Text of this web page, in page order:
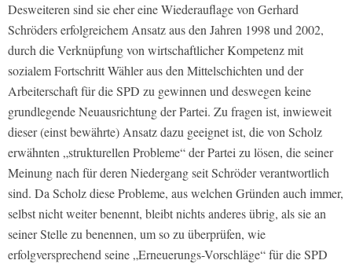
Desweiteren sind sie eher eine Wiederauflage von Gerhard
Schröders erfolgreichem Ansatz aus den Jahren 1998 und 2002,
durch die Verknüpfung von wirtschaftlicher Kompetenz mit
sozialem Fortschritt Wähler aus den Mittelschichten und der
Arbeiterschaft für die SPD zu gewinnen und deswegen keine
grundlegende Neuausrichtung der Partei. Zu fragen ist, inwieweit
dieser (einst bewährte) Ansatz dazu geeignet ist, die von Scholz
erwähnten „strukturellen Probleme“ der Partei zu lösen, die seiner
Meinung nach für deren Niedergang seit Schröder verantwortlich
sind. Da Scholz diese Probleme, aus welchen Gründen auch immer,
selbst nicht weiter benennt, bleibt nichts anderes übrig, als sie an
seiner Stelle zu benennen, um so zu überprüfen, wie
erfolgversprechend seine „Erneuerungs-Vorschläge“ für die SPD